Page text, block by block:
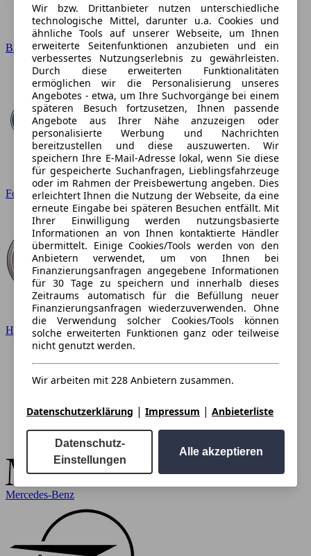
BMW
Ford
Hyundai
Mercedes-Benz
Wir bzw. Drittanbieter nutzen unterschiedliche
technologische Mittel, darunter u.a. Cookies und
ähnliche Tools auf unserer Webseite, um Ihnen
erweiterte Seitenfunktionen anzubieten und ein
verbessertes Nutzungserlebnis zu gewährleisten.
Durch diese erweiterten Funktionalitäten
ermöglichen wir die Personalisierung unseres
Angebotes - etwa, um Ihre Suchvorgänge bei einem
späteren Besuch fortzusetzen, Ihnen passende
Angebote aus Ihrer Nähe anzuzeigen oder
personalisierte Werbung und Nachrichten
bereitzustellen und diese auszuwerten. Wir
speichern Ihre E-Mail-Adresse lokal, wenn Sie diese
für gespeicherte Suchanfragen, Lieblingsfahrzeuge
oder im Rahmen der Preisbewertung angeben. Dies
erleichtert Ihnen die Nutzung der Webseite, da eine
erneute Eingabe bei späteren Besuchen entfällt. Mit
Ihrer Einwilligung werden nutzungsbasierte
Informationen an von Ihnen kontaktierte Händler
übermittelt. Einige Cookies/Tools werden von den
Anbietern verwendet, um von Ihnen bei
Finanzierungsanfragen angegebene Informationen
für 30 Tage zu speichern und innerhalb dieses
Zeitraums automatisch für die Befüllung neuer
Finanzierungsanfragen wiederzuverwenden. Ohne
die Verwendung solcher Cookies/Tools können
solche erweiterten Funktionen ganz oder teilweise
nicht genutzt werden.
Wir arbeiten mit 228 Anbietern zusammen.
Datenschutzerklärung | Impressum | Anbieterliste
Datenschutz-
Einstellungen
Alle akzeptieren